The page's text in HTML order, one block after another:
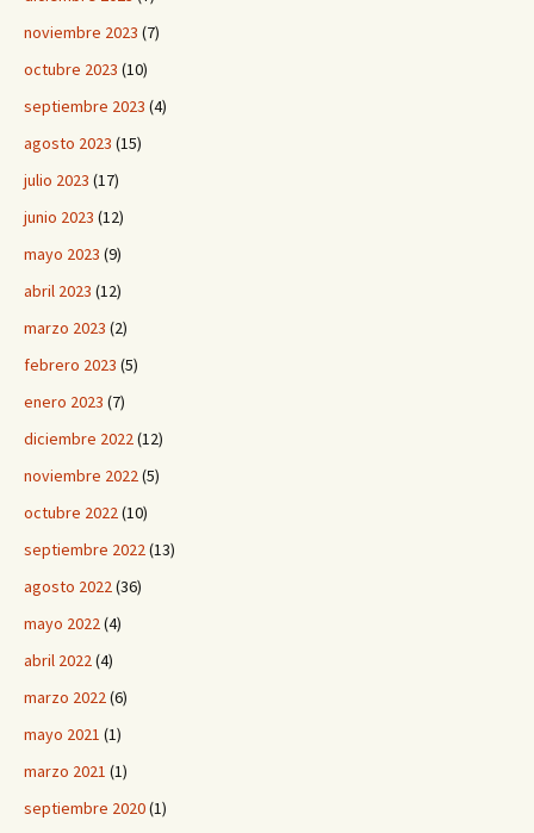
noviembre 2023 (7)
octubre 2023 (10)
septiembre 2023 (4)
agosto 2023 (15)
julio 2023 (17)
junio 2023 (12)
mayo 2023 (9)
abril 2023 (12)
marzo 2023 (2)
febrero 2023 (5)
enero 2023 (7)
diciembre 2022(12)
noviembre 2022(5)
octubre 2022(10)
septiembre 2022(13)
agosto 2022(36)
mayo 2022(4)
abril 2022(4)
marzo 2022(6)
mayo 2021 (1)
marzo 2021 (1)
septiembre 2020(1)